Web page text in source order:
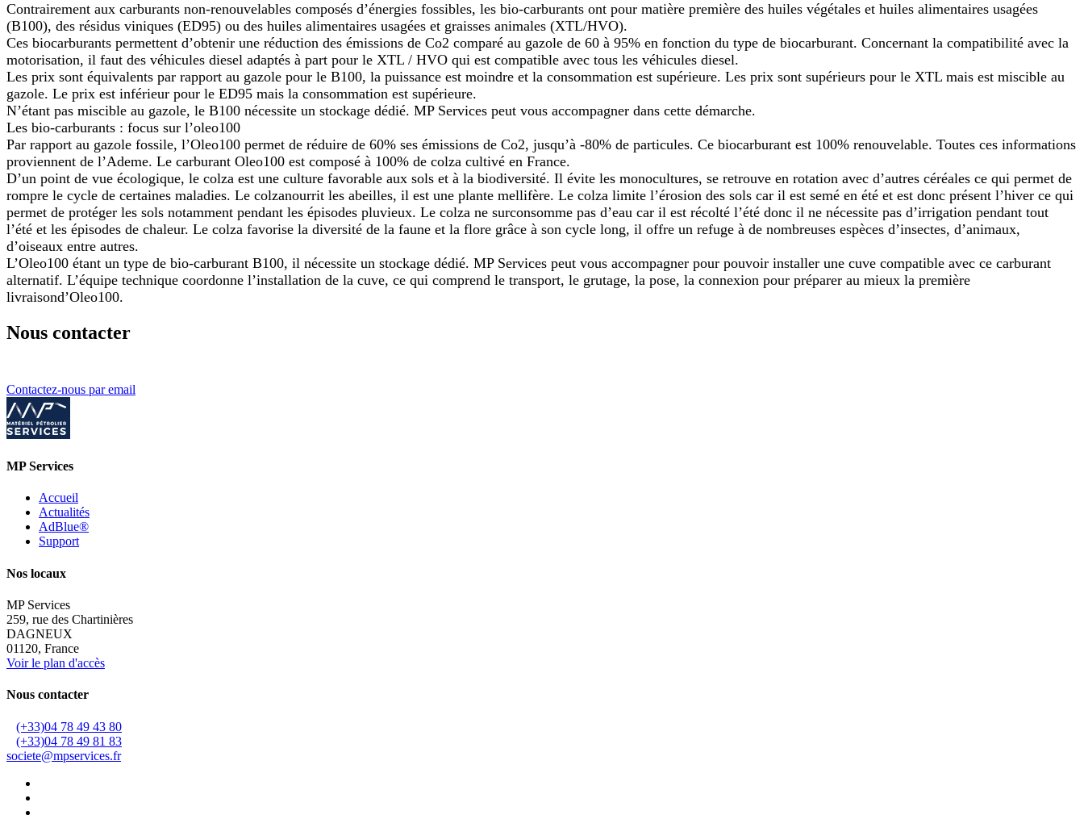
Contrairement aux carburants non-renouvelables composés d’énergies fossibles, les bio-carburants ont pour matière première des huiles végétales et huiles alimentaires usagées
(B100), des résidus viniques (ED95) ou des huiles alimentaires usagées et graisses animales (XTL/HVO).
Ces biocarburants permettent d’obtenir une réduction des émissions de Co2 comparé au gazole de 60 à 95% en fonction du type de biocarburant. Concernant la compatibilité avec la
motorisation, il faut des véhicules diesel adaptés à part pour le XTL / HVO qui est compatible avec tous les véhicules diesel.
Les prix sont équivalents par rapport au gazole pour le B100, la puissance est moindre et la consommation est supérieure. Les prix sont supérieurs pour le XTL mais est miscible au
gazole. Le prix est inférieur pour le ED95 mais la consommation est supérieure.
N’étant pas miscible au gazole, le B100 nécessite un stockage dédié. MP Services peut vous accompagner dans cette démarche.
Les bio-carburants : focus sur l’oleo100
Par rapport au gazole fossile, l’Oleo100 permet de réduire de 60% ses émissions de Co2, jusqu’à -80% de particules. Ce biocarburant est 100% renouvelable. Toutes ces informations
proviennent de l’Ademe. Le carburant Oleo100 est composé à 100% de colza cultivé en France.
D’un point de vue écologique, le colza est une culture favorable aux sols et à la biodiversité. Il évite les monocultures, se retrouve en rotation avec d’autres céréales ce qui permet de
rompre le cycle de certaines maladies. Le colzanourrit les abeilles, il est une plante mellifère. Le colza limite l’érosion des sols car il est semé en été et est donc présent l’hiver ce qui
permet de protéger les sols notamment pendant les épisodes pluvieux. Le colza ne surconsomme pas d’eau car il est récolté l’été donc il ne nécessite pas d’irrigation pendant tout
l’été et les épisodes de chaleur. Le colza favorise la diversité de la faune et la flore grâce à son cycle long, il offre un refuge à de nombreuses espèces d’insectes, d’animaux,
d’oiseaux entre autres.
L’Oleo100 étant un type de bio-carburant B100, il nécessite un stockage dédié. MP Services peut vous accompagner pour pouvoir installer une cuve compatible avec ce carburant
alternatif. L’équipe technique coordonne l’installation de la cuve, ce qui comprend le transport, le grutage, la pose, la connexion pour préparer au mieux la première
livraisond’Oleo100.
Nous contacter
Contactez-nous par email
MP Services
Accueil
Actualités
AdBlue®
Support
Nos locaux
MP Services
259, rue des Chartinières
DAGNEUX
01120, France
Voir le plan d'accès
Nous contacter
(+33)04 78 49 43 80
(+33)04 78 49 81 83
societe@mpservices.fr